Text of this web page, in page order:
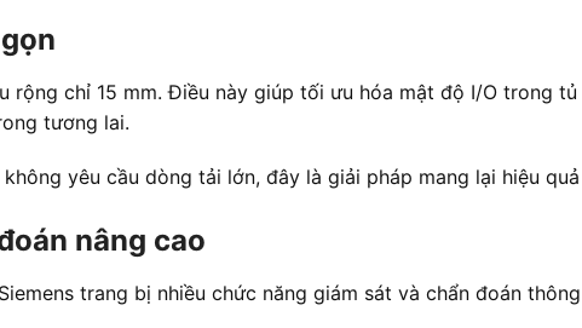
chỉ 15 mm. Điều này giúp tối ưu hóa mật độ I/O trong
tương lai.
yêu cầu dòng tải lớn, đây là giải pháp mang lại hiệu
nâng cao
trang bị nhiều chức năng giám sát và chẩn đoán